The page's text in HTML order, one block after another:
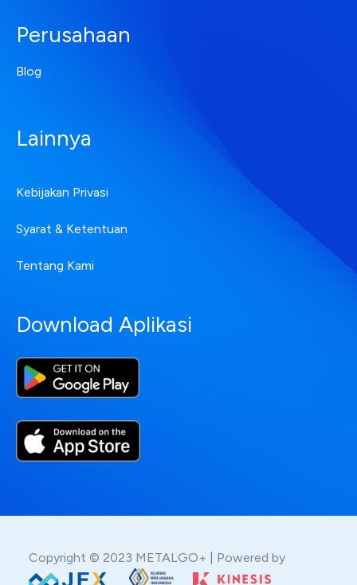
Perusahaan
Blog
Lainnya
Kebijakan Privasi
Syarat & Ketentuan
Tentang Kami
Download Aplikasi
Copyright © 2023 METALGO+ | Powered by